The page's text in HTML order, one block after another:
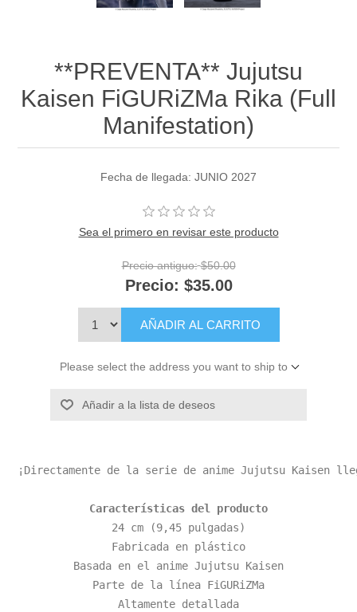
**PREVENTA** Jujutsu
Kaisen FiGURiZMa Rika (Full
Manifestation)
Fecha de llegada: JUNIO 2027
Sea el primero en revisar este producto
Precio antiguo: $50.00
Precio: $35.00
AÑADIR AL CARRITO
Please select the address you want to ship to
Añadir a la lista de deseos
Características del producto
24 cm (9,45 pulgadas)
Fabricada en plástico
Basada en el anime Jujutsu Kaisen
Parte de la línea FiGURiZMa
Altamente detallada